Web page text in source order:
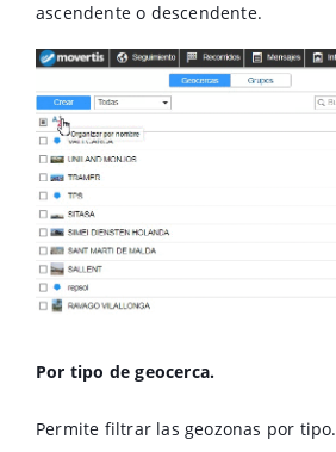
ascendente o descendente.
Por tipo de geocerca.
Permite filtrar las geozonas por tipo.